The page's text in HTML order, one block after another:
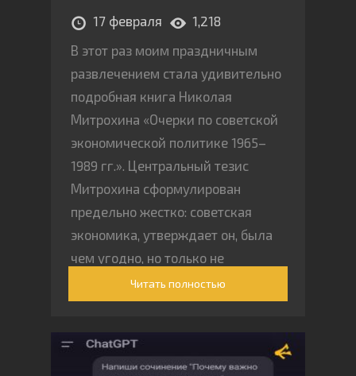
17 февраля
1,218
В этот раз моим праздничным
развлечением стала удивительно
подробная книга Николая
Митрохина «Очерки по советской
экономической политике 1965–
1989 гг.». Центральный тезис
Митрохина сформулирован
предельно жестко: советская
экономика, утверждает он, была
чем угодно, но только не
«плановой» в том смысле, в каком
это изображала советская
Читать полностью